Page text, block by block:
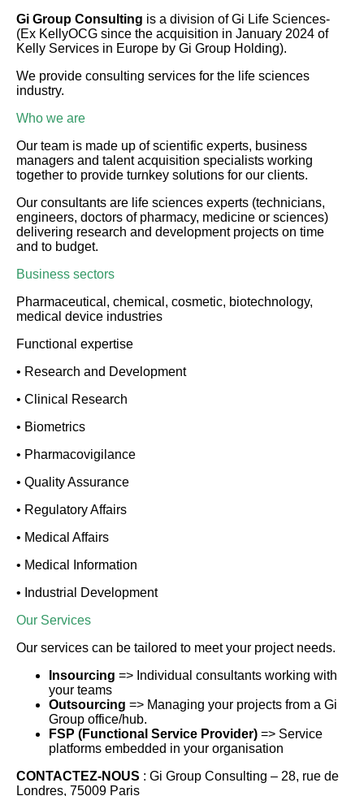
Gi Group Consulting is a division of Gi Life Sciences-
(Ex KellyOCG since the acquisition in January 2024 of
Kelly Services in Europe by Gi Group Holding).
We provide consulting services for the life sciences
industry.
Who we are
Our team is made up of scientific experts, business
managers and talent acquisition specialists working
together to provide turnkey solutions for our clients.
Our consultants are life sciences experts (technicians,
engineers, doctors of pharmacy, medicine or sciences)
delivering research and development projects on time
and to budget.
Business sectors
Pharmaceutical, chemical, cosmetic, biotechnology,
medical device industries
Functional expertise
• Research and Development
• Clinical Research
• Biometrics
• Pharmacovigilance
• Quality Assurance
• Regulatory Affairs
• Medical Affairs
• Medical Information
• Industrial Development
Our Services
Our services can be tailored to meet your project needs.
Insourcing => Individual consultants working with
your teams
Outsourcing => Managing your projects from a Gi
Group office/hub.
FSP (Functional Service Provider) => Service
platforms embedded in your organisation
CONTACTEZ-NOUS : Gi Group Consulting – 28, rue de
Londres, 75009 Paris